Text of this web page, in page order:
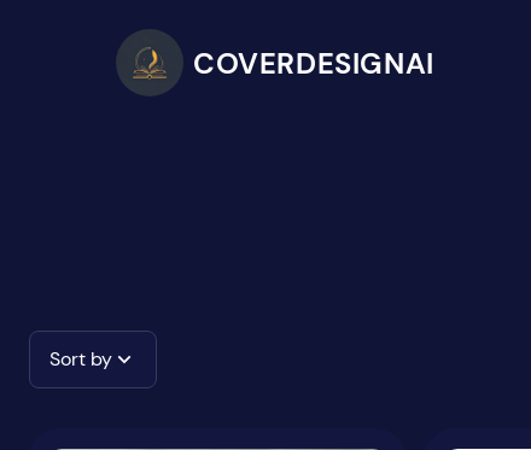
COVERDESIGNAI
Sort by